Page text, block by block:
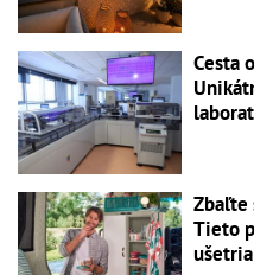
Cesta
Zbaľte
Tieto